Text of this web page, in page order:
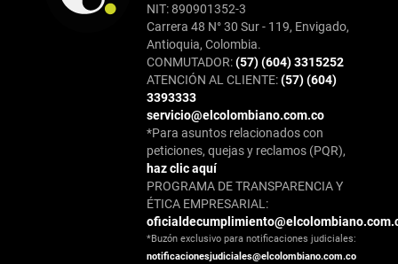
NIT: 890901352-3
Carrera 48 N° 30 Sur - 119, Envigado,
Antioquia, Colombia.
CONMUTADOR:(57) (604) 3315252
ATENCIÓN AL CLIENTE:(57) (604)
3393333
servicio@elcolombiano.com.co
*Para asuntos relacionados con
peticiones, quejas y reclamos (PQR),
haz clic aquí
PROGRAMA DE TRANSPARENCIA Y
ÉTICA EMPRESARIAL:
*Buzón exclusivo para notificaciones judiciales:
notificacionesjudiciales@elcolombiano.com.co